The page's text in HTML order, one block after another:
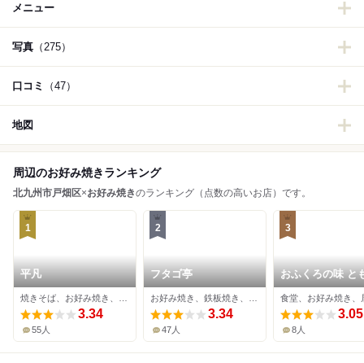
メニュー
写真 （275）
口コミ （47）
地図
周辺のお好み焼きランキング
北九州市戸畑区×お好み焼きのランキング（点数の高いお店）です。
1
平凡
3.34
55人
2
フタゴ亭
3.34
47人
3
おふくろの味 と
食堂、お好み焼き、
3.05
8人